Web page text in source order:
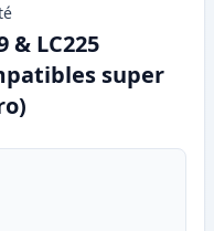
& LC225
super